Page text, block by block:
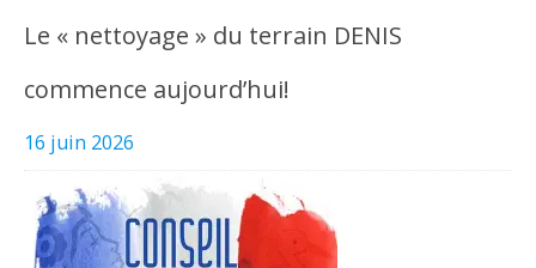
Le « nettoyage » du terrain DENIS
commence aujourd’hui!
16 juin 2026